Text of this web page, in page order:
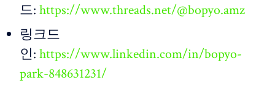
드: https://www.threads.net/@bopyo.amz
링크드
인: https://www.linkedin.com/in/bopyo-
park-848631231/